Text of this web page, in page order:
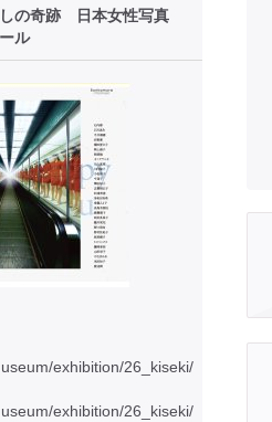
しの奇跡 日本女性写真
ル
exhibition/26_kiseki/
exhibition/26_kiseki/